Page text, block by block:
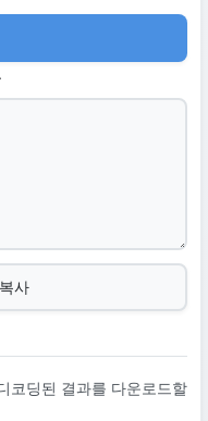
사
코딩된 결과를 다운로드할